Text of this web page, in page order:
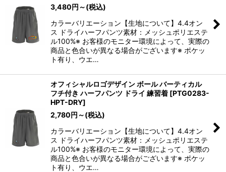
3,480円 ～(税込)
カラーバリエーション【生地について】4.4オン
ス ドライハーフパンツ素材：メッシュポリエステ
ル100%※ お客様のモニター環境によって、実際の
商品と色合いが異なる場合がございます※ ポケッ
ト有り、ウエ…
オフィシャルロゴデザイン ボール バーティカル
フチ付き ハーフパンツ ドライ 練習着 [PTG0283-
HPT-DRY]
2,780円 ～(税込)
カラーバリエーション【生地について】4.4オン
ス ドライハーフパンツ素材：メッシュポリエステ
ル100%※ お客様のモニター環境によって、実際の
商品と色合いが異なる場合がございます※ ポケッ
ト有り、ウエ…